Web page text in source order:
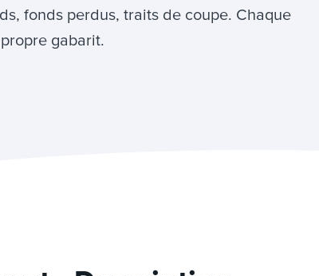
fonds perdus, traits de coupe. Chaque
gabarit.